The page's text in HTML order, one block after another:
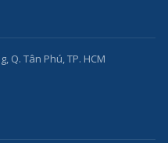
Q. Tân Phú, TP. HCM